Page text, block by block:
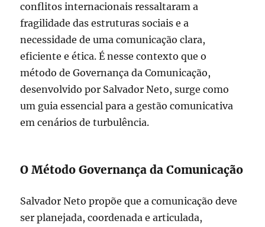
conflitos internacionais ressaltaram a
fragilidade das estruturas sociais e a
necessidade de uma comunicação clara,
eficiente e ética. É nesse contexto que o
método de Governança da Comunicação,
desenvolvido por Salvador Neto, surge como
um guia essencial para a gestão comunicativa
em cenários de turbulência.
O Método Governança da Comunicação
Salvador Neto propõe que a comunicação deve
ser planejada, coordenada e articulada,